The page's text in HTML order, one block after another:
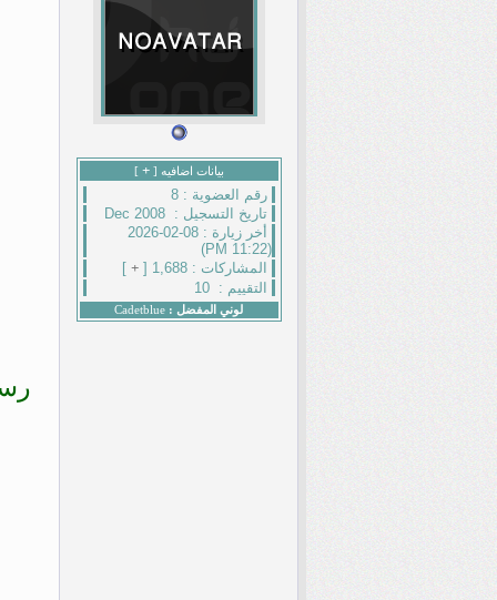
بيانات اضافيه [+
]
رقم العضوية : 8
تاريخ التسجيل :Dec 2008
أخر زيارة :
08-02-2026
(11:22 PM)
المشاركات : 1,688 [
+
]
التقييم :10
لوني المفضل : Cadetblue